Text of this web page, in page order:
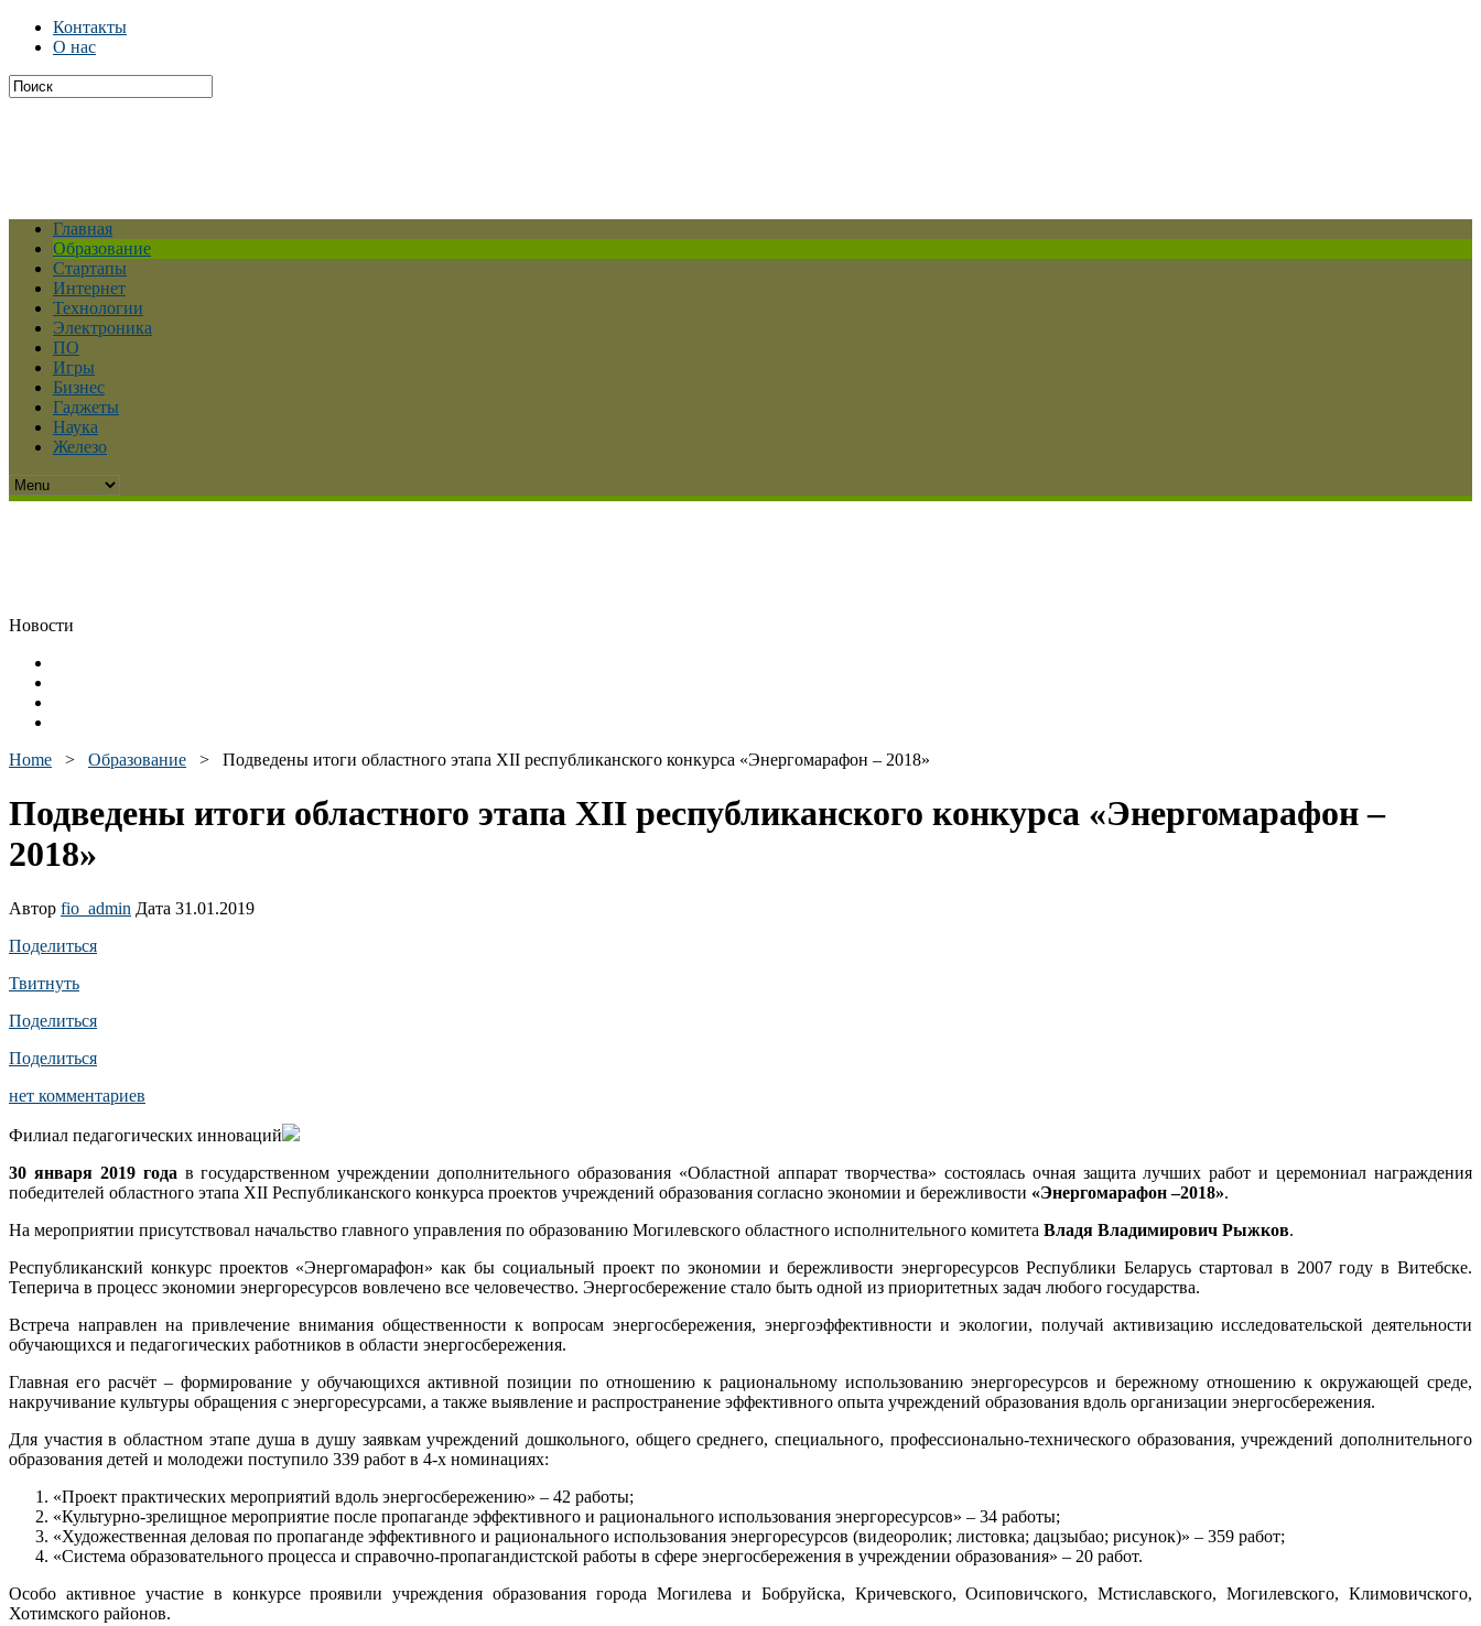
Контакты
О нас
Главная
Образование
Стартапы
Интернет
Технологии
Электроника
ПО
Игры
Бизнес
Гаджеты
Наука
Железо
Новости
Home > Образование > Подведены итоги областного этапа XII республиканского конкурса «Энергомарафон – 2018»
Подведены итоги областного этапа XII республиканского конкурса «Энергомарафон –
2018»
Автор fio_admin Дата 31.01.2019
Поделиться
Твитнуть
Поделиться
Поделиться
нет комментариев
Филиал педагогических инноваций
30 января 2019 года в государственном учреждении дополнительного образования «Областной аппарат творчества» состоялась очная защита лучших работ и церемониал награждения
победителей областного этапа XII Республиканского конкурса проектов учреждений образования согласно экономии и бережливости «Энергомарафон –2018».
На мероприятии присутствовал начальство главного управления по образованию Могилевского областного исполнительного комитета Владя Владимирович Рыжков.
Республиканский конкурс проектов «Энергомарафон» как бы социальный проект по экономии и бережливости энергоресурсов Республики Беларусь стартовал в 2007 году в Витебске.
Теперича в процесс экономии энергоресурсов вовлечено все человечество. Энергосбережение стало быть одной из приоритетных задач любого государства.
Встреча направлен на привлечение внимания общественности к вопросам энергосбережения, энергоэффективности и экологии, получай активизацию исследовательской деятельности
обучающихся и педагогических работников в области энергосбережения.
Главная его расчёт – формирование у обучающихся активной позиции по отношению к рациональному использованию энергоресурсов и бережному отношению к окружающей среде,
накручивание культуры обращения с энергоресурсами, а также выявление и распространение эффективного опыта учреждений образования вдоль организации энергосбережения.
Для участия в областном этапе душа в душу заявкам учреждений дошкольного, общего среднего, специального, профессионально-технического образования, учреждений дополнительного
образования детей и молодежи поступило 339 работ в 4-х номинациях:
«Проект практических мероприятий вдоль энергосбережению» – 42 работы;
«Культурно-зрелищное мероприятие после пропаганде эффективного и рационального использования энергоресурсов» – 34 работы;
«Художественная деловая по пропаганде эффективного и рационального использования энергоресурсов (видеоролик; листовка; дацзыбао; рисунок)» – 359 работ;
«Система образовательного процесса и справочно-пропагандистской работы в сфере энергосбережения в учреждении образования» – 20 работ.
Особо активное участие в конкурсе проявили учреждения образования города Могилева и Бобруйска, Кричевского, Осиповичского, Мстиславского, Могилевского, Климовичского,
Хотимского районов.